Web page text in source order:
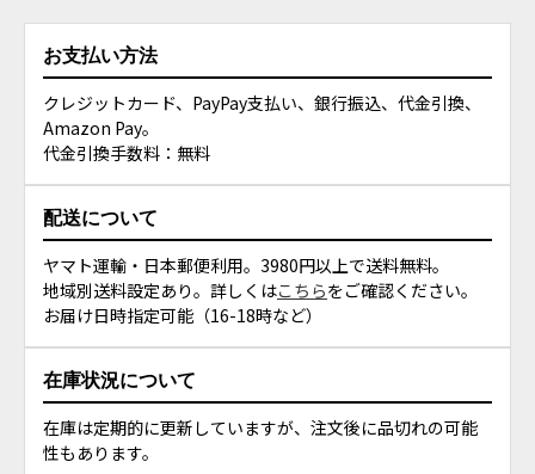
お支払い方法
クレジットカード、PayPay支払い、銀行振込、代金引換、
Amazon Pay。
代金引換手数料：無料
配送について
ヤマト運輸・日本郵便利用。3980円以上で送料無料。
地域別送料設定あり。詳しくはこちらをご確認ください。
お届け日時指定可能（16-18時など）
在庫状況について
在庫は定期的に更新していますが、注文後に品切れの可能
性もあります。